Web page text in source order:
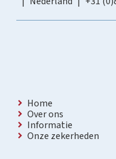
Home
Over ons
Informatie
Onze zekerheden